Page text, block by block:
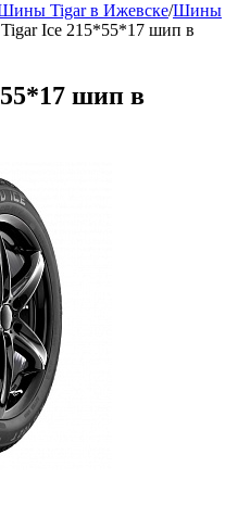
Tigar в Ижевске/Шины
Ice 215*55*17 шип в
шип в